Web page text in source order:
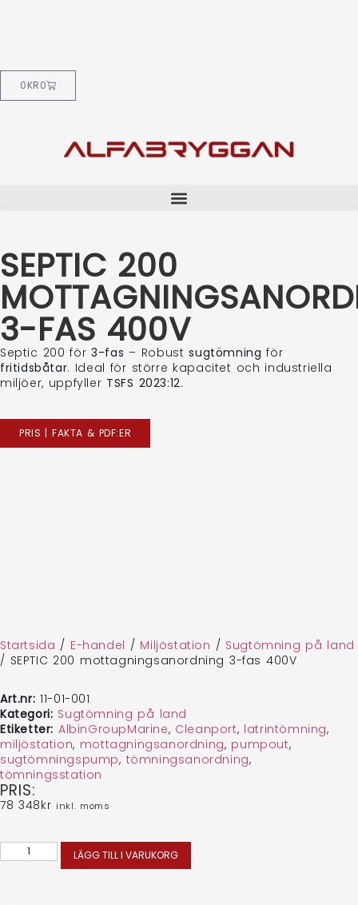
0KR0
SEPTIC 200
3-FAS 400V
Septic 200 för3-fas – Robustsugtömning för
fritidsbåtar. Ideal för större kapacitet och industriella
miljöer, uppfyller TSFS 2023:12.
PRIS | FAKTA & PDF:ER
Startsida / E-handel / Miljöstation / Sugtömning på land
/ SEPTIC 200 mottagningsanordning 3-fas 400V
Art.nr:11-01-001
Kategori: Sugtömning på land
Etiketter: AlbinGroupMarine, Cleanport, latrintömning,
miljöstation, mottagningsanordning, pumpout,
sugtömningspump, tömningsanordning,
tömningsstation
PRIS:
78 348kr inkl. moms
LÄGG TILL I VARUKORG